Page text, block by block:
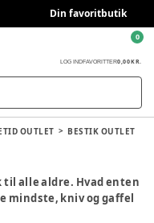
Din favoritbutik
LOG INDFAVORITTER0,00 KR.
0
OUTLET BESTIK OUTLET
til alle aldre. Hvad enten
mindste, kniv og gaffel